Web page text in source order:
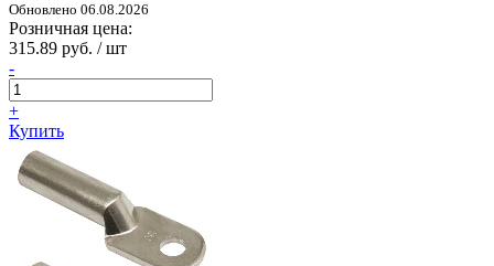
Обновлено 06.08.2026
Розничная цена:
315.89 руб. / шт
-
+
Купить